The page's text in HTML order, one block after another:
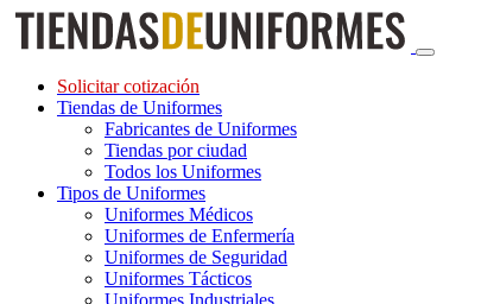
Solicitar cotización
Tiendas de Uniformes
Fabricantes de Uniformes
Tiendas por ciudad
Todos los Uniformes
Tipos de Uniformes
Uniformes Médicos
Uniformes de Enfermería
Uniformes de Seguridad
Uniformes Tácticos
Uniformes Industriales